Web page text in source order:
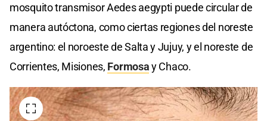
mosquito transmisor Aedes aegypti puede circular de
manera autóctona, como ciertas regiones del noreste
argentino: el noroeste de Salta y Jujuy, y el noreste de
Corrientes, Misiones, Formosay Chaco.